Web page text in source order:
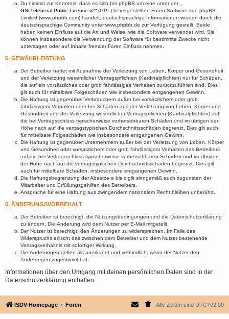
Du nimmst zur Kenntnis, dass es sich bei phpBB um eine unter der „
GNU General Public License v2“ (GPL) bereitgestellten Foren-Software von phpBB
Limited (www.phpbb.com) handelt; deutschsprachige Informationen werden durch die
deutschsprachige Community unter www.phpbb.de zur Verfügung gestellt. Beide
haben keinen Einfluss auf die Art und Weise, wie die Software verwendet wird. Sie
können insbesondere die Verwendung der Software für bestimmte Zwecke nicht
untersagen oder auf Inhalte fremder Foren Einfluss nehmen.
5. GEWÄHRLEISTUNG
Der Betreiber haftet mit Ausnahme der Verletzung von Leben, Körper und Gesundheit
und der Verletzung wesentlicher Vertragspflichten (Kardinalpflichten) nur für Schäden,
die auf ein vorsätzliches oder grob fahrlässiges Verhalten zurückzuführen sind. Dies
gilt auch für mittelbare Folgeschäden wie insbesondere entgangenen Gewinn.
Die Haftung ist gegenüber Verbrauchern außer bei vorsätzlichem oder grob
fahrlässigem Verhalten oder bei Schäden aus der Verletzung von Leben, Körper und
Gesundheit und der Verletzung wesentlicher Vertragspflichten (Kardinalpflichten) auf
die bei Vertragsschluss typischerweise vorhersehbaren Schäden und im übrigen der
Höhe nach auf die vertragstypischen Durchschnittsschäden begrenzt. Dies gilt auch
für mittelbare Folgeschäden wie insbesondere entgangenen Gewinn.
Die Haftung ist gegenüber Unternehmern außer bei der Verletzung von Leben, Körper
und Gesundheit oder vorsätzlichem oder grob fahrlässigem Verhalten des Betreibers
auf die bei Vertragsschluss typischerweise vorhersehbaren Schäden und im Übrigen
der Höhe nach auf die vertragstypischen Durchschnittsschäden begrenzt. Dies gilt
auch für mittelbare Schäden, insbesondere entgangenen Gewinn.
Die Haftungsbegrenzung der Absätze a bis c gilt sinngemäß auch zugunsten der
Mitarbeiter und Erfüllungsgehilfen des Betreibers.
Ansprüche für eine Haftung aus zwingendem nationalem Recht bleiben unberührt.
6. ÄNDERUNGSVORBEHALT
Der Betreiber ist berechtigt, die Nutzungsbedingungen und die Datenschutzerklärung
zu ändern. Die Änderung wird dem Nutzer per E-Mail mitgeteilt.
Der Nutzer ist berechtigt, den Änderungen zu widersprechen. Im Falle des
Widerspruchs erlischt das zwischen dem Betreiber und dem Nutzer bestehende
Vertragsverhältnis mit sofortiger Wirkung.
Die Änderungen gelten als anerkannt und verbindlich, wenn der Nutzer den
Änderungen zugestimmt hat.
Informationen über den Umgang mit deinen persönlichen Daten sind in der
Datenschutzerklärung enthalten.
ISDV-Homepage Foren Alle Zeiten sind UTC+02:00